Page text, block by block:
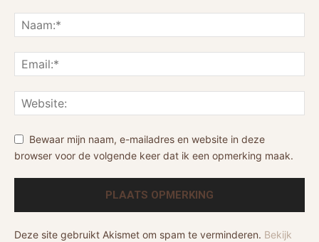
Bewaar mijn naam, e-mailadres en website in deze
browser voor de volgende keer dat ik een opmerking maak.
Deze site gebruikt Akismet om spam te verminderen. Bekijk